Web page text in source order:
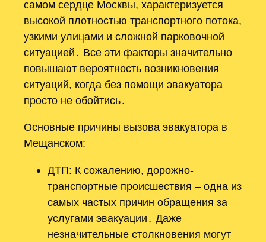
самом сердце Москвы, характеризуется
высокой плотностью транспортного потока,
узкими улицами и сложной парковочной
ситуацией․ Все эти факторы значительно
повышают вероятность возникновения
ситуаций, когда без помощи эвакуатора
просто не обойтись․
Основные причины вызова эвакуатора в
Мещанском:
ДТП: К сожалению, дорожно-
транспортные происшествия – одна из
самых частых причин обращения за
услугами эвакуации․ Даже
незначительные столкновения могут